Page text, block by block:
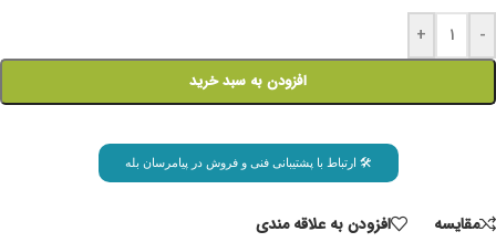
-
+
افزودن به سبد خرید
🛠 ارتباط با پشتیبانی فنی و فروش در پیامرسان بله
مقايسه افزودن به علاقه مندی